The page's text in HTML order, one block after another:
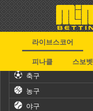
라이브스코어
피나클
스보벳
축구
농구
야구